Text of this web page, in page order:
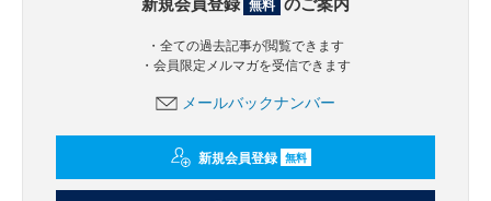
無料
・全ての過去記事が閲覧できます
・会員限定メルマガを受信できます
メールバックナンバー
新規会員登録 無料